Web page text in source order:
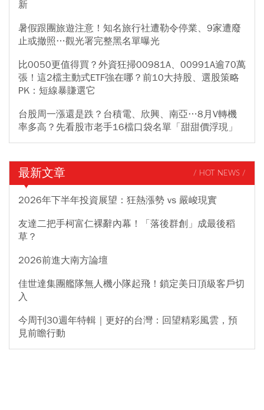
新
暑假跟團旅遊注意！知名旅行社遭勒令停業、9家遭廢
止或撤照…觀光署完整黑名單曝光
比0050更值得買？外資狂掃00981A、00991A逾70萬
張！這2檔主動式ETF強在哪？前10大持股、選股策略
PK：短線暴賺選它
台股周一漲還是跌？台積電、欣興、南亞…8月V轉機
率多高？先看股市老手16檔口袋名單「甜甜價浮現」
最新文章 / HOT NEWS /
2026年下半年投資展望：狂熱漲勢 vs 嚴峻現實
友達二把手柯富仁裸辭內幕！「落後群創」成最後稻
草？
2026前進大南方論壇
佳世達集團艦隊無人機小隊起飛！鎖定美日頂級客戶切
入
今周刊30週年特輯｜更好的台灣：回望精彩風雲，預
見前瞻行動